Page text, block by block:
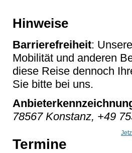
Hinweise
Barrierefreiheit:
Mobilität und anderen
diese Reise dennoch
Sie bitte bei uns.
78567 Konstanz, +49
Termine